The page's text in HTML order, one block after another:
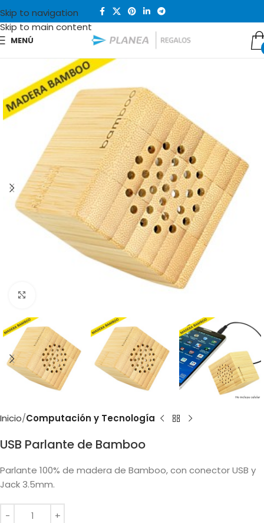
Skip to navigation
Skip to main content
MENÚ
Inicio Computación y Tecnología
USB Parlante de Bamboo
Parlante 100% de madera de Bamboo, con conector USB y
Jack 3.5mm.